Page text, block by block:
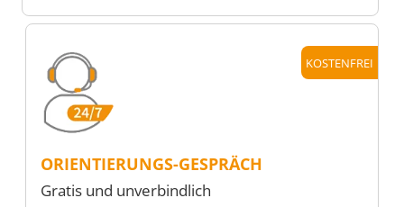
KOSTENFREI
ORIENTIERUNGS-GESPRÄCH
Gratis und unverbindlich